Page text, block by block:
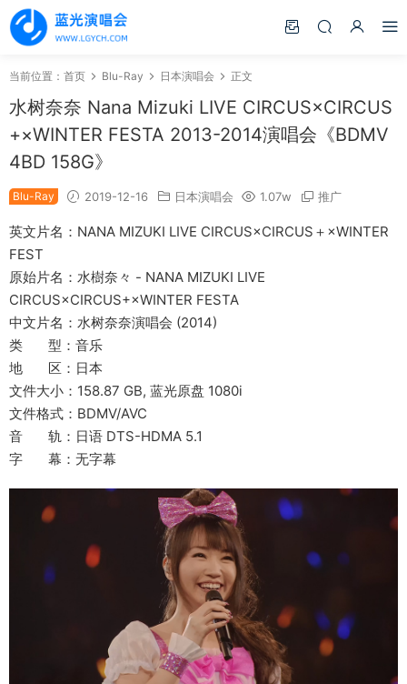
当前位置： 首页 Blu-Ray 日本演唱会 正文
水树奈奈 Nana Mizuki LIVE CIRCUS×CIRCUS
+×WINTER FESTA 2013-2014演唱会《BDMV
4BD 158G》
Blu-Ray 2019-12-16 日本演唱会 1.07w 推广
英文片名：NANA MIZUKI LIVE CIRCUS×CIRCUS＋×WINTER
FEST
原始片名：水樹奈々 - NANA MIZUKI LIVE
CIRCUS×CIRCUS+×WINTER FESTA
中文片名：水树奈奈演唱会 (2014)
类 型：音乐
地 区：日本
文件大小：158.87 GB, 蓝光原盘 1080i
文件格式：BDMV/AVC
音 轨：日语 DTS-HDMA 5.1
字 幕：无字幕